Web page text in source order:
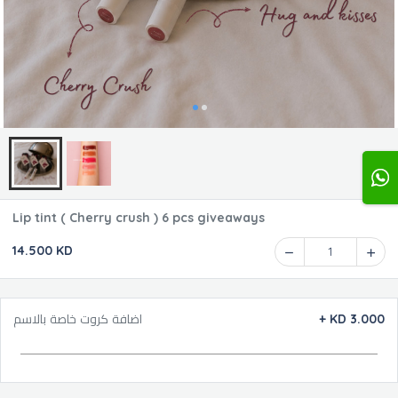
Lip tint ( Cherry crush ) 6 pcs giveaways
14.500 KD 1
اضافة كروت خاصة بالاسم + KD 3.000